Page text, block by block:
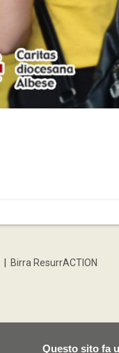
Questo sito fa
Birra ResurrACTION